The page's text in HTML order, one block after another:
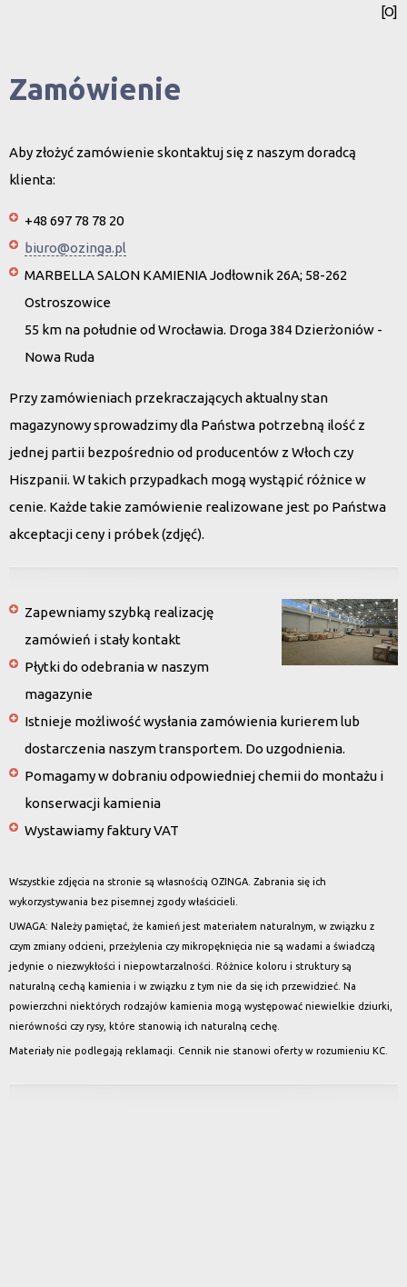
[O]
Zamówienie
Aby złożyć zamówienie skontaktuj się z naszym doradcą
klienta:
+48 697 78 78 20
biuro@ozinga.pl
MARBELLA SALON KAMIENIA Jodłownik 26A; 58-262
Ostroszowice
55 km na południe od Wrocławia. Droga 384 Dzierżoniów -
Nowa Ruda
Przy zamówieniach przekraczających aktualny stan
magazynowy sprowadzimy dla Państwa potrzebną ilość z
jednej partii bezpośrednio od producentów z Włoch czy
Hiszpanii. W takich przypadkach mogą wystąpić różnice w
cenie. Każde takie zamówienie realizowane jest po Państwa
akceptacji ceny i próbek (zdjęć).
Zapewniamy szybką realizację
zamówień i stały kontakt
Płytki do odebrania w naszym
magazynie
Istnieje możliwość wysłania zamówienia kurierem lub
dostarczenia naszym transportem. Do uzgodnienia.
Pomagamy w dobraniu odpowiedniej chemii do montażu i
konserwacji kamienia
Wystawiamy faktury VAT
Wszystkie zdjęcia na stronie są własnością OZINGA. Zabrania się ich
wykorzystywania bez pisemnej zgody właścicieli.
UWAGA: Należy pamiętać, że kamień jest materiałem naturalnym, w związku z
czym zmiany odcieni, przeżylenia czy mikropęknięcia nie są wadami a świadczą
jedynie o niezwykłości i niepowtarzalności. Różnice koloru i struktury są
naturalną cechą kamienia i w związku z tym nie da się ich przewidzieć. Na
powierzchni niektórych rodzajów kamienia mogą występować niewielkie dziurki,
nierówności czy rysy, które stanowią ich naturalną cechę.
Materiały nie podlegają reklamacji. Cennik nie stanowi oferty w rozumieniu KC.